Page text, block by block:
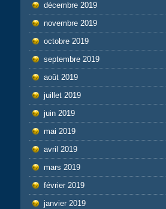
décembre 2019
novembre 2019
octobre 2019
septembre 2019
août 2019
juillet 2019
juin 2019
mai 2019
avril 2019
mars 2019
février 2019
janvier 2019